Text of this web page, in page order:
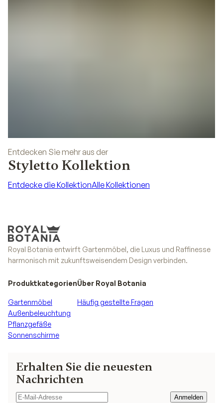
Entdecken Sie mehr aus der
Styletto Kollektion
Entdecke die KollektionAlle Kollektionen
Royal Botania entwirft Gartenmöbel, die Luxus und Raffinesse
harmonisch mit zukunftsweisendem Design verbinden.
Erhalten Sie die neuesten
Nachrichten
Anmelden
Produktkategorien
Gartenmöbel
Außenbeleuchtung
Pflanzgefäße
Sonnenschirme
Über Royal Botania
Häufig gestellte Fragen